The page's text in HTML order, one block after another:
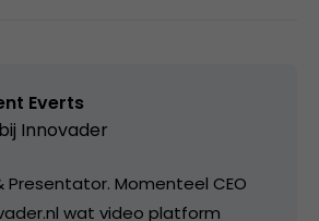
Everts
Innovader
Presentator. Momenteel CEO
wat video platform